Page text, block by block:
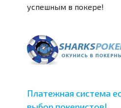
успешным в покере!
Платежная система